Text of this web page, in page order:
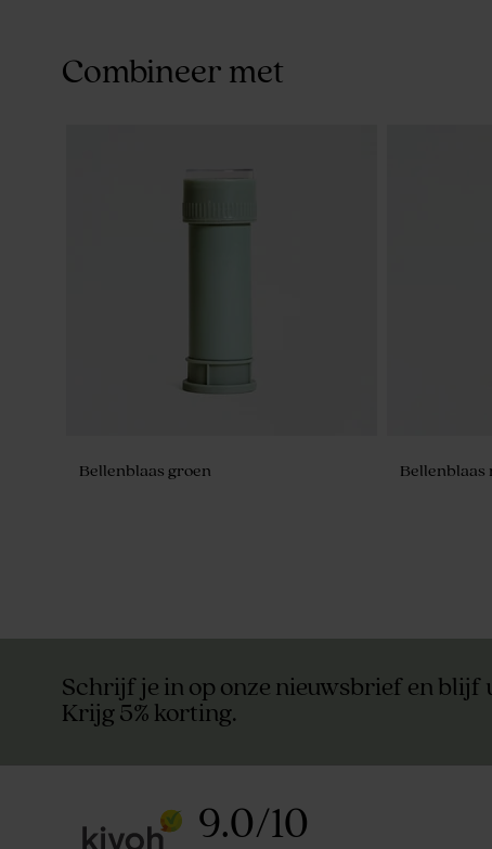
Combineer met
Bellenblaas groen Bellenblaas
Schrijf je in op onze nieuwsbrief en blijf
Krijg 5% korting.
9.0/10